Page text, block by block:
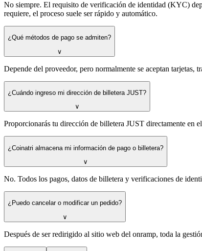
No siempre. El requisito de verificación de identidad (KYC)
requiere, el proceso suele ser rápido y automático.
¿Qué métodos de pago se admiten?
∨
Depende del proveedor, pero normalmente se aceptan tarjetas,
¿Cuándo ingreso mi dirección de billetera JUST?
∨
Proporcionarás tu dirección de billetera JUST directamente en
¿Coinatri almacena mi información de pago o billetera?
∨
No. Todos los pagos, datos de billetera y verificaciones de
¿Puedo cancelar o modificar un pedido?
∨
Después de ser redirigido al sitio web del onramp, toda la